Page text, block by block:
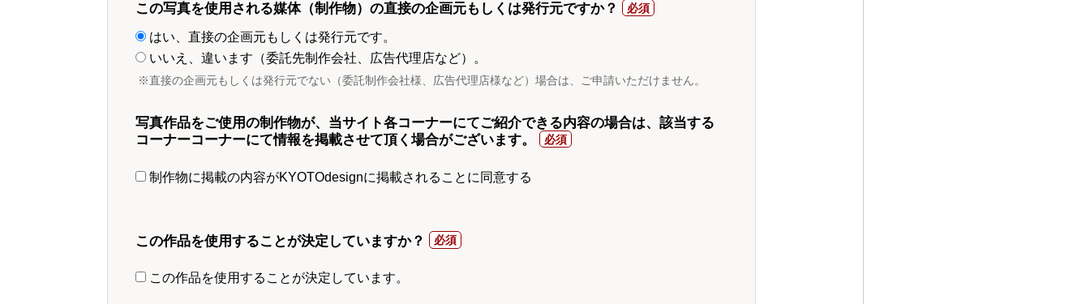
この写真を使用される媒体（制作物）の直接の企画元もしくは発行元ですか？
はい、直接の企画元もしくは発行元です。
いいえ、違います（委託先制作会社、広告代理店など）。
※直接の企画元もしくは発行元でない（委託制作会社様、広告代理店様など）場合は、ご申請いただけません。
写真作品をご使用の制作物が、当サイト各コーナーにてご紹介できる内容の場合は、該当する
コーナーコーナーにて情報を掲載させて頂く場合がございます。
制作物に掲載の内容がKYOTOdesignに掲載されることに同意する
この作品を使用することが決定していますか？
この作品を使用することが決定しています。